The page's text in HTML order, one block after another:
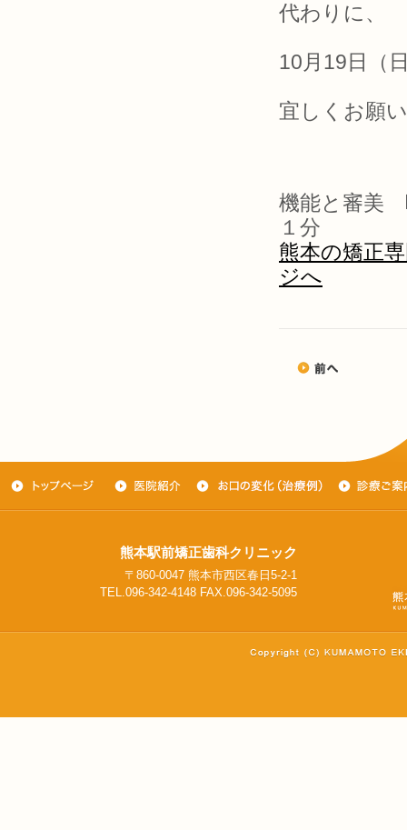
代わりに、
10月19日（
宜しくお願
機能と審美
１分
熊本の矯正
ジへ
熊本駅前矯正歯科クリニック
〒860-0047 熊本市西区春日5-2-1
TEL.096-342-4148 FAX.096-342-5095